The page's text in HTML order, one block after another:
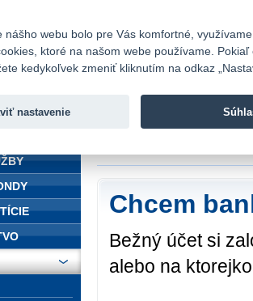
banka
Fio banka
Chcem
Bežný účet si
alebo na
nášho webu bolo pre Vás komfortné,
ktoré na našom webe používame.
kedykoľvek zmeniť kliknutím na odkaz
nastavenie